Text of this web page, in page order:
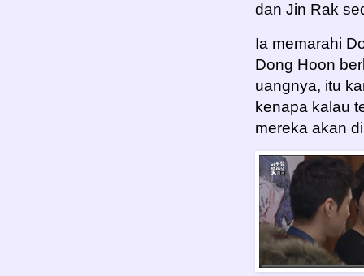
dan Jin Rak
Ia memarahi
Dong Hoon
uangnya, itu
kenapa kalau
mereka akan